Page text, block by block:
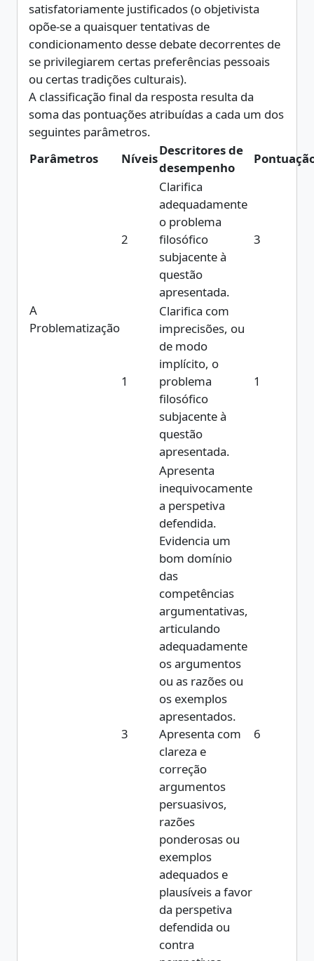
satisfatoriamente justificados (o objetivista
opõe-se a quaisquer tentativas de
condicionamento desse debate decorrentes de
se privilegiarem certas preferências pessoais
ou certas tradições culturais).
A classificação final da resposta resulta da
soma das pontuações atribuídas a cada um dos
Parâmetros
Níveis
Descritores de
desempenho
A
Problematização
2
Clarifica
adequadamente
o problema
filosófico
subjacente à
questão
apresentada.
3
1
Clarifica com
imprecisões, ou
de modo
implícito, o
problema
filosófico
subjacente à
questão
apresentada.
1
3
Apresenta
inequivocamente
a perspetiva
defendida.
Evidencia um
bom domínio
das
competências
argumentativas,
articulando
adequadamente
os argumentos
ou as razões ou
os exemplos
apresentados.
Apresenta com
clareza e
correção
argumentos
persuasivos,
razões
ponderosas ou
exemplos
adequados e
plausíveis a favor
da perspetiva
defendida ou
contra
6